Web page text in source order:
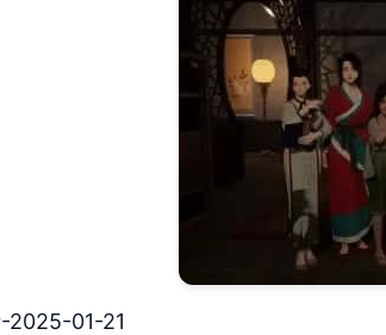
2025-01-21